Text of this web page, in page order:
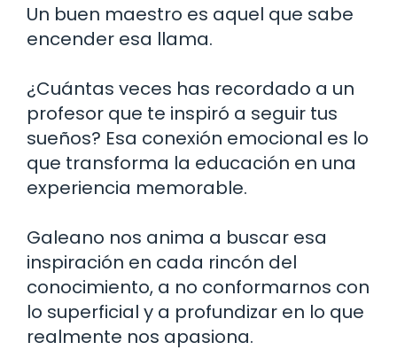
Un buen maestro es aquel que sabe
encender esa llama.
¿Cuántas veces has recordado a un
profesor que te inspiró a seguir tus
sueños? Esa conexión emocional es lo
que transforma la educación en una
experiencia memorable.
Galeano nos anima a buscar esa
inspiración en cada rincón del
conocimiento, a no conformarnos con
lo superficial y a profundizar en lo que
realmente nos apasiona.